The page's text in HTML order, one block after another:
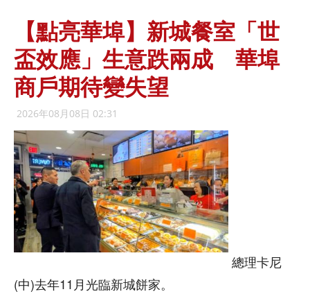
【點亮華埠】新城餐室「世
盃效應」生意跌兩成 華埠
商戶期待變失望
2026年08月08日 02:31
總理卡尼
(中)去年11月光臨新城餅家。